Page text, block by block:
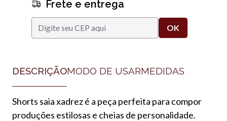
Frete e entrega
DESCRIÇÃOMODO DE USARMEDIDAS
Shorts saia xadrez é a peça perfeita para compor
produções estilosas e cheias de personalidade.